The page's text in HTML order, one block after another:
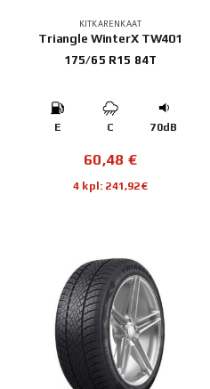
KITKARENKAAT
Triangle WinterX TW401
175/65 R15 84T
E C 70dB
60,48 €
4 kpl: 241,92€